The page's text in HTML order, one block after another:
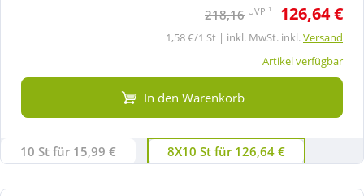
218,16 UVP 1 126,64 €
1,58 €/1 St | inkl. MwSt. inkl.Versand
Artikel verfügbar
In den Warenkorb
10 St für 15,99 € 8X10 St für 126,64 €